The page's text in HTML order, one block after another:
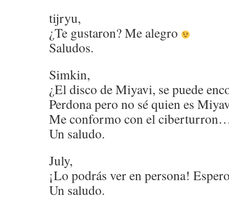
tijryu,
¿Te gustaron? Me alegro
Saludos.
Simkin,
¿El disco de Miyavi, se puede
Perdona pero no sé quien es
Me conformo con el
Un saludo.
July,
¡Lo podrás ver en persona!
Un saludo.